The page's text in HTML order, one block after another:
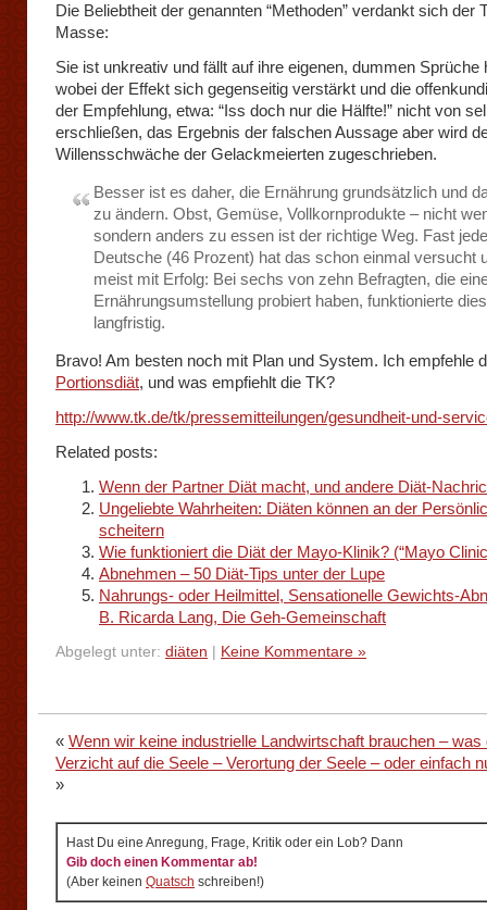
Die Beliebtheit der genannten “Methoden” verdankt sich der
Masse:
Sie ist unkreativ und fällt auf ihre eigenen, dummen Sprüche
wobei der Effekt sich gegenseitig verstärkt und die
der Empfehlung, etwa: “Iss doch nur die Hälfte!” nicht von
erschließen, das Ergebnis der falschen Aussage aber wird
Willensschwäche der Gelackmeierten zugeschrieben.
Besser ist es daher, die Ernährung grundsätzlich und
zu ändern. Obst, Gemüse, Vollkornprodukte – nicht
sondern anders zu essen ist der richtige Weg. Fast
Deutsche (46 Prozent) hat das schon einmal versucht
meist mit Erfolg: Bei sechs von zehn Befragten, die
Ernährungsumstellung probiert haben, funktionierte
langfristig.
Bravo! Am besten noch mit Plan und System. Ich empfehle
Portionsdiät, und was empfiehlt die TK?
http://www.tk.de/tk/pressemitteilungen/gesundheit-und-
Related posts:
Wenn der Partner Diät macht, und andere Diät-
Ungeliebte Wahrheiten: Diäten können an der
scheitern
Wie funktioniert die Diät der Mayo-Klinik? (“Mayo
Abnehmen – 50 Diät-Tips unter der Lupe
Nahrungs- oder Heilmittel, Sensationelle Gewichts-
B. Ricarda Lang, Die Geh-Gemeinschaft
Abgelegt unter: diäten Keine Kommentare »
« Wenn wir keine industrielle Landwirtschaft brauchen – was
Verzicht auf die Seele – Verortung der Seele – oder einfach
»
Hast Du eine Anregung, Frage, Kritik oder ein Lob? Dann
Gib doch einen Kommentar ab!
(Aber keinen Quatsch schreiben!)